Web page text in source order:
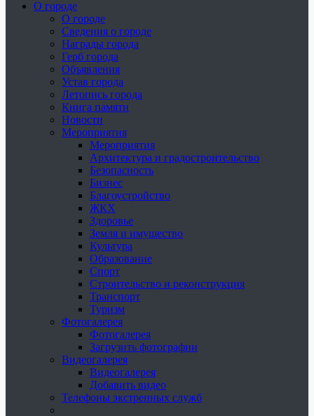
О городе
О городе
Сведения о городе
Награды города
Герб города
Объявления
Устав города
Летопись города
Книга памяти
Новости
Мероприятия
Мероприятия
Архитектура и градостроительство
Безопасность
Бизнес
Благоустройство
ЖКХ
Здоровье
Земля и имущество
Культура
Образование
Спорт
Строительство и реконструкция
Транспорт
Туризм
Фотогалерея
Фотогалерея
Загрузить фотографии
Видеогалерея
Видеогалерея
Добавить видео
Телефоны экстренных служб